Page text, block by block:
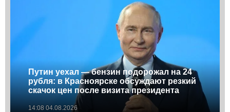
Путин уехал — бензин подорожал на 24
рубля: в Красноярске обсуждают резкий
скачок цен после визита президента
14:08 04.08.2026